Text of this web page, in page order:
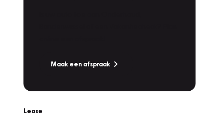
Maak een afspraak
Lease